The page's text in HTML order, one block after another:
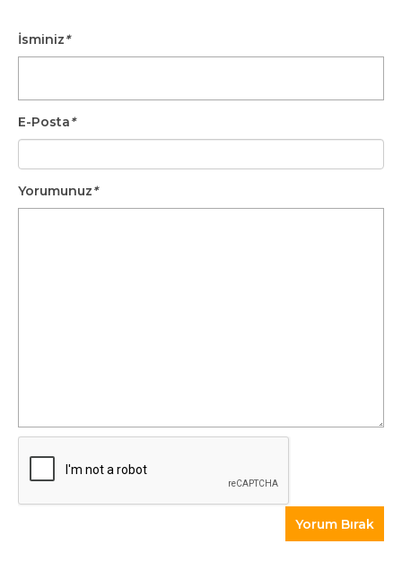
Olabilirsiniz
İsminiz*
E-Posta*
Yorumunuz*